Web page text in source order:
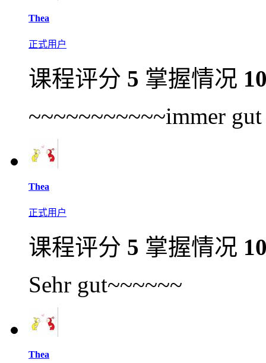
Thea
正式用户
课程评分 5 掌握情况
~~~~~~~~~~~immer gut
Thea
正式用户
课程评分 5 掌握情况
Sehr gut~~~~~~
Thea